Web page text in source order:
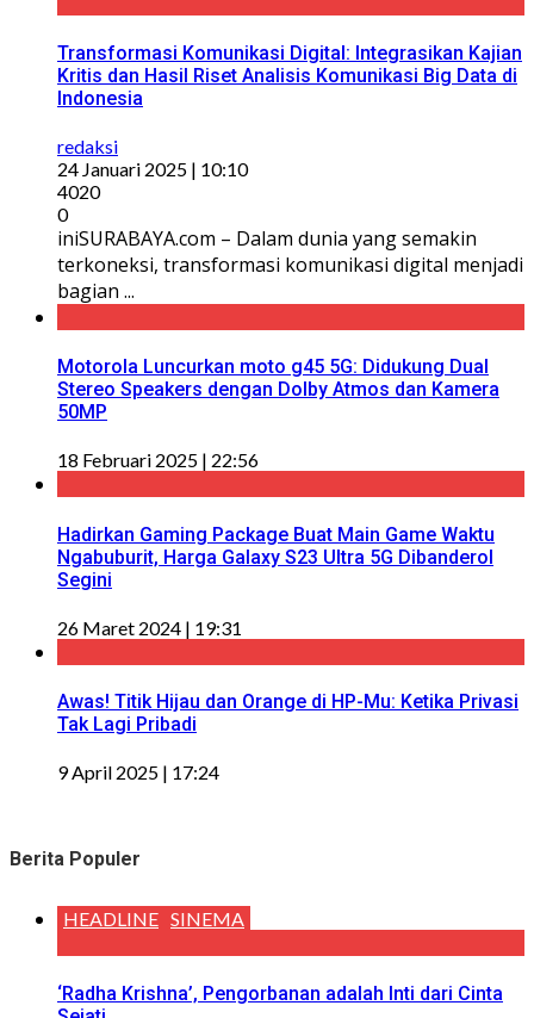
Transformasi Komunikasi Digital: Integrasikan Kajian
Kritis dan Hasil Riset Analisis Komunikasi Big Data di
Indonesia
redaksi
24 Januari 2025 | 10:10
4020
0
iniSURABAYA.com – Dalam dunia yang semakin
terkoneksi, transformasi komunikasi digital menjadi
bagian ...
Motorola Luncurkan moto g45 5G: Didukung Dual
Stereo Speakers dengan Dolby Atmos dan Kamera
50MP
18 Februari 2025 | 22:56
Hadirkan Gaming Package Buat Main Game Waktu
Ngabuburit, Harga Galaxy S23 Ultra 5G Dibanderol
Segini
26 Maret 2024 | 19:31
Awas! Titik Hijau dan Orange di HP-Mu: Ketika Privasi
Tak Lagi Pribadi
9 April 2025 | 17:24
Berita Populer
HEADLINE SINEMA
‘Radha Krishna’, Pengorbanan adalah Inti dari Cinta